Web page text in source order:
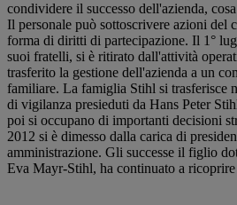
condividere il successo dell'azienda,
Il personale può sottoscrivere azioni del
forma di diritti di partecipazione. Il 1°
suoi fratelli, si è ritirato dall'attività
trasferito la gestione dell'azienda a un
familiare. La famiglia Stihl si trasferisce
di vigilanza presieduti da Hans Peter
poi si occupano di importanti decisioni
2012 si è dimesso dalla carica di
amministrazione. Gli successe il figlio
Eva Mayr-Stihl, ha continuato a